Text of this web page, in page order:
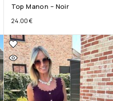
Top Manon – Noir
24.00€